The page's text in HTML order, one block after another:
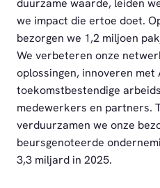
we impact die ertoe doet.
bezorgen we 1,2 miljoen
We verbeteren onze
oplossingen, innoveren
toekomstbestendige
medewerkers en partners.
verduurzamen we onze
beursgenoteerde
3,3 miljard in 2025.